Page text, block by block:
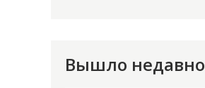
Вышло недавно